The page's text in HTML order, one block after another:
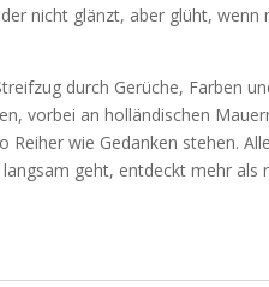
nicht glänzt, aber glüht, wenn
durch Gerüche, Farben
vorbei an holländischen
wie Gedanken stehen.
geht, entdeckt mehr als